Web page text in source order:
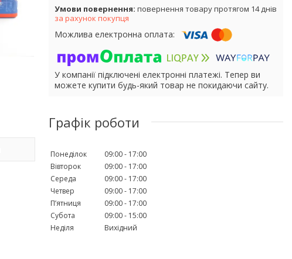
повернення товару протягом 14 днів
за рахунок покупця
У компанії підключені електронні платежі. Тепер ви
можете купити будь-який товар не покидаючи сайту.
Графік роботи
Понеділок 09:00
17:00
Вівторок
09:00
17:00
Середа
09:00
17:00
Четвер
09:00
17:00
Пʼятниця
09:00
17:00
Субота
09:00
15:00
Неділя
Вихідний